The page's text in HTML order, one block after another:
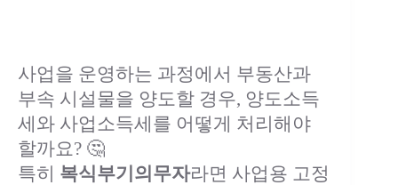
사업을 운영하는 과정에서 부동산과
부속 시설물을 양도할 경우, 양도소득
세와 사업소득세를 어떻게 처리해야
할까요? 🤔
특히 복식부기의무자라면 사업용 고정